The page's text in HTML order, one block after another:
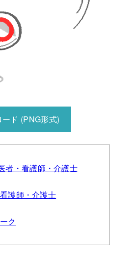
ード (PNG形式)
者・看護師・介護士
護師・介護士
ク